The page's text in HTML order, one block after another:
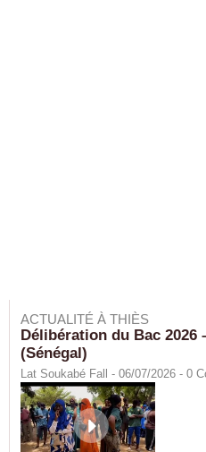
ACTUALITÉ À THIÈS
Délibération du Bac 2026
(Sénégal)
Lat Soukabé Fall - 06/07/2026 - 0